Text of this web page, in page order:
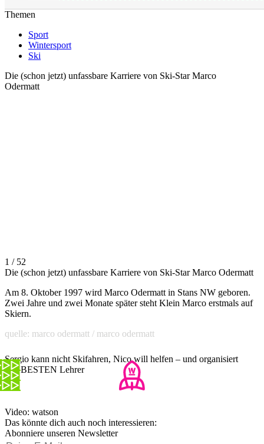
Themen
Sport
Wintersport
Ski
Die (schon jetzt) unfassbare Karriere von Ski-Star Marco
Odermatt
1 / 52
Die (schon jetzt) unfassbare Karriere von Ski-Star Marco Odermatt
Am 8. Oktober 1997 wird Marco Odermatt in Stans NW geboren.
Zwei Jahre und zwei Monate später steht Klein Marco erstmals auf
Skiern.
quelle: marco odermatt / marco odermatt
Sergio kann nicht Skifahren, Nico will helfen – und organisiert
den BESTEN Lehrer
Video: watson
Das könnte dich auch noch interessieren:
Abonniere unseren Newsletter